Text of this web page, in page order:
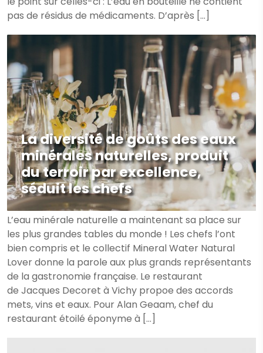
pas de résidus de médicaments. D’après […]
La diversité de goûts des eaux
minérales naturelles, produit
du terroir par excellence,
séduit les chefs
L’eau minérale naturelle a maintenant sa place sur
les plus grandes tables du monde ! Les chefs l’ont
bien compris et le collectif Mineral Water Natural
Lover donne la parole aux plus grands représentants
de la gastronomie française. Le restaurant
de Jacques Decoret à Vichy propoe des accords
mets, vins et eaux. Pour Alan Geaam, chef du
restaurant étoilé éponyme à […]